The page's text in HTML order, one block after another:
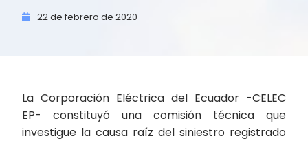
22 de febrero de 2020
La Corporación Eléctrica del Ecuador -CELEC
EP- constituyó una comisión técnica que
investigue la causa raíz del siniestro registrado